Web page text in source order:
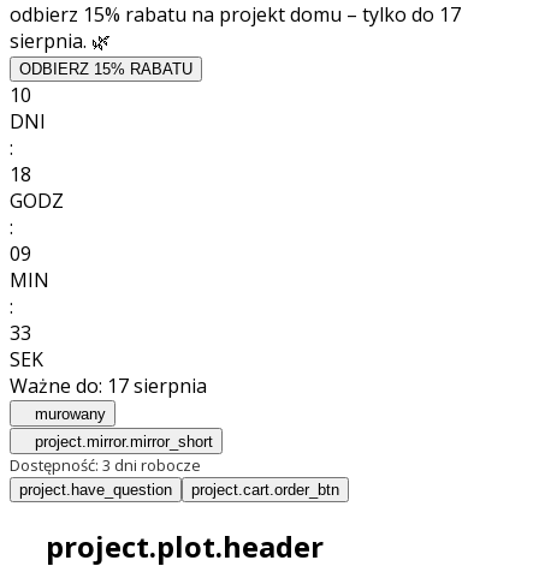
odbierz 15% rabatu na projekt domu – tylko do 17
sierpnia. 🌿
ODBIERZ 15% RABATU
10
DNI
:
18
GODZ
:
09
MIN
:
31
SEK
Ważne do: 17 sierpnia
murowany
project.mirror.mirror_short
Dostępność: 3 dni robocze
project.have_question project.cart.order_btn
project.plot.header